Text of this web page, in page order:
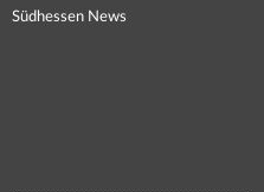
Südhessen News